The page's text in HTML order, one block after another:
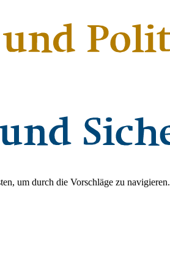
um durch die Vorschläge zu navigieren.